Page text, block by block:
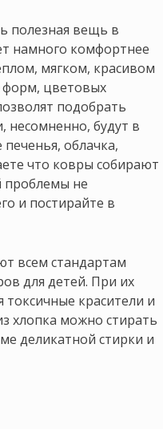
полезная вещь в
намного комфортнее
мягком, красивом
форм, цветовых
подобрать
несомненно, будут в
облачка,
что ковры собирают
проблемы не
и постирайте в
всем стандартам
для детей. При их
токсичные красители и
хлопка можно стирать
деликатной стирки и